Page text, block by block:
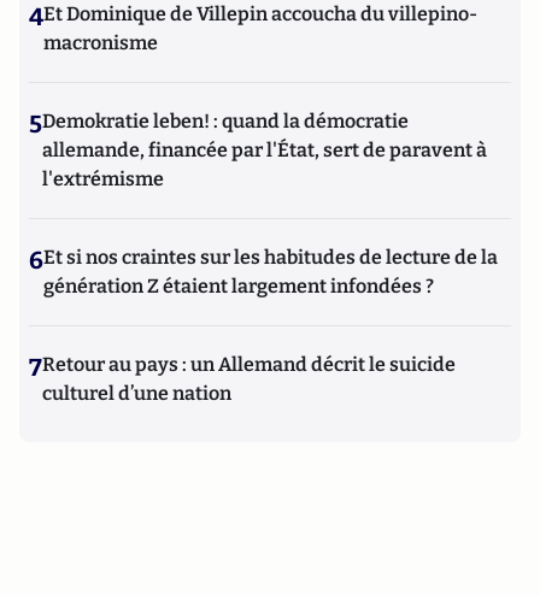
4Et Dominique de Villepin accoucha du villepino-
macronisme
5Demokratie leben! : quand la démocratie
allemande, financée par l'État, sert de paravent à
l'extrémisme
6Et si nos craintes sur les habitudes de lecture de la
génération Z étaient largement infondées ?
7Retour au pays : un Allemand décrit le suicide
culturel d’une nation